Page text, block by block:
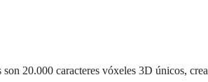
20.000 caracteres vóxeles 3D únicos,